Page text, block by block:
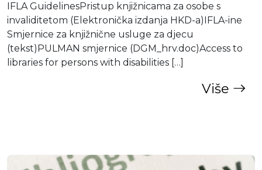
IFLA GuidelinesPristup knjižnicama za osobe s
invaliditetom (Elektronička izdanja HKD-a)IFLA-ine
Smjernice za knjižnične usluge za djecu
(tekst)PULMAN smjernice (DGM_hrv.doc)Access to
libraries for persons with disabilities […]
Više